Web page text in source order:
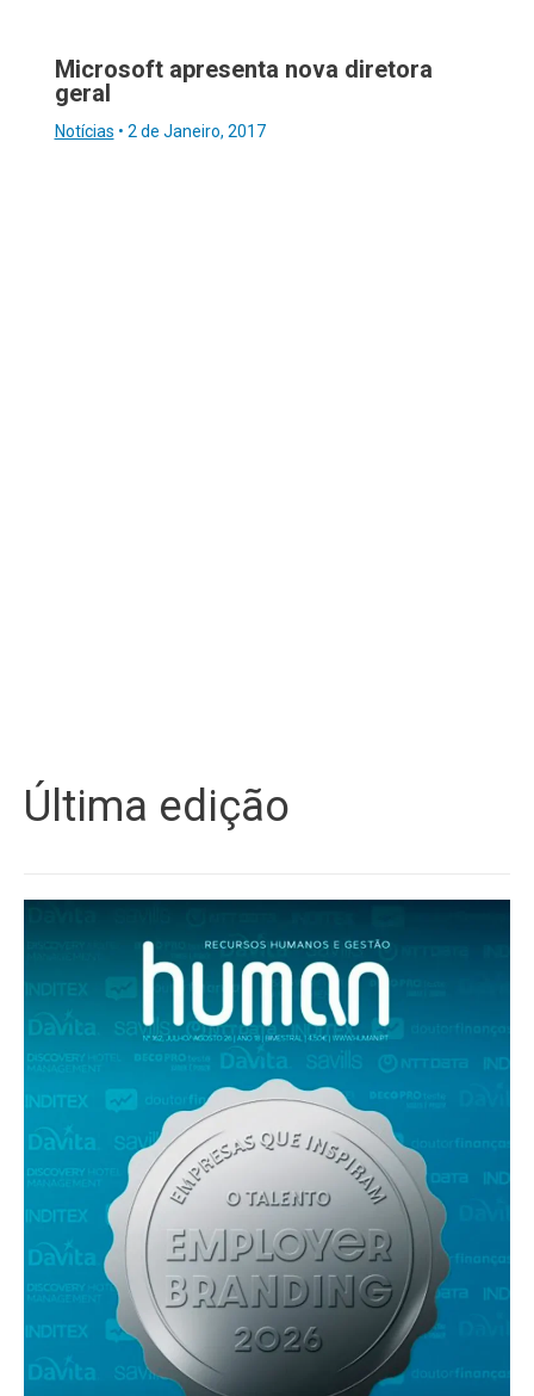
Microsoft apresenta nova diretora
geral
Notícias • 2 de Janeiro, 2017
Última edição